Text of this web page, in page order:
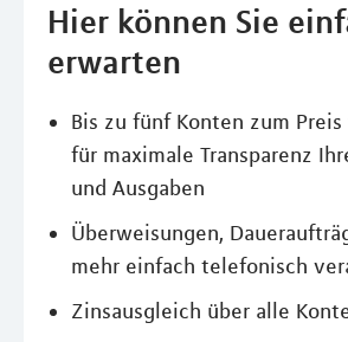
Hier können Sie
erwarten
Bis zu fünf Konten zum
für maximale Transparenz
und Ausgaben
Überweisungen,
mehr einfach telefonisch
Zinsausgleich über alle